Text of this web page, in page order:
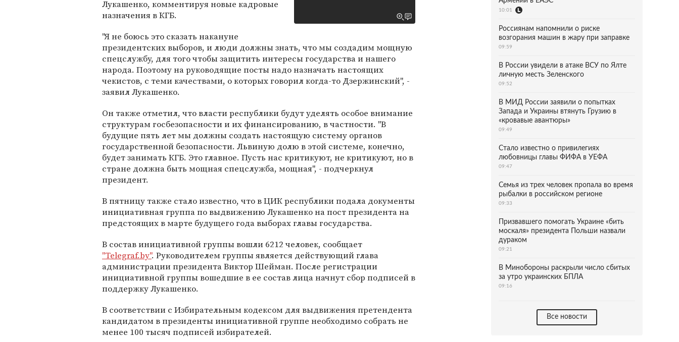
Лукашенко, комментируя новые кадровые
назначения в КГБ.
"Я не боюсь это сказать накануне
президентских выборов, и люди должны знать, что мы создадим мощную
спецслужбу, для того чтобы защитить интересы государства и нашего
народа. Поэтому на руководящие посты надо назначать настоящих
чекистов, с теми качествами, о которых говорил когда-то Дзержинский", -
заявил Лукашенко.
Он также отметил, что власти республики будут уделять особое внимание
структурам госбезопасности и их финансированию, в частности. "В
будущие пять лет мы должны создать настоящую систему органов
государственной безопасности. Львиную долю в этой системе, конечно,
будет занимать КГБ. Это главное. Пусть нас критикуют, не критикуют, но в
стране должна быть мощная спецслужба, мощная", - подчеркнул
президент.
В пятницу также стало известно, что в ЦИК республики подала документы
инициативная группа по выдвижению Лукашенко на пост президента на
предстоящих в марте будущего года выборах главы государства.
В состав инициативной группы вошли 6212 человек, сообщает
"Telegraf.by". Руководителем группы является действующий глава
администрации президента Виктор Шейман. После регистрации
инициативной группы вошедшие в ее состав лица начнут сбор подписей в
поддержку Лукашенко.
В соответствии с Избирательным кодексом для выдвижения претендента
кандидатом в президенты инициативной группе необходимо собрать не
менее 100 тысяч подписей избирателей.
10:01
Россиянам напомнили о риске
возгорания машин в жару при заправке
09:59
В России увидели в атаке ВСУ по Ялте
личную месть Зеленского
09:52
В МИД России заявили о попытках
Запада и Украины втянуть Грузию в
«кровавые авантюры»
09:49
Стало известно о привилегиях
любовницы главы ФИФА в УЕФА
09:47
Семья из трех человек пропала во время
рыбалки в российском регионе
09:33
Призвавшего помогать Украине «бить
москаля» президента Польши назвали
дураком
09:21
В Минобороны раскрыли число сбитых
за утро украинских БПЛА
09:16
Все новости